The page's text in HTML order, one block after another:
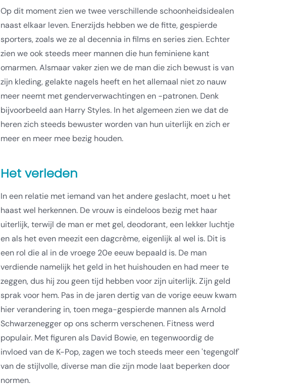
Op dit moment zien we twee verschillende schoonheidsidealen
naast elkaar leven. Enerzijds hebben we de fitte, gespierde
sporters, zoals we ze al decennia in films en series zien. Echter
zien we ook steeds meer mannen die hun feminiene kant
omarmen. Alsmaar vaker zien we de man die zich bewust is van
zijn kleding, gelakte nagels heeft en het allemaal niet zo nauw
meer neemt met genderverwachtingen en -patronen. Denk
bijvoorbeeld aan Harry Styles. In het algemeen zien we dat de
heren zich steeds bewuster worden van hun uiterlijk en zich er
meer en meer mee bezig houden.
Het verleden
In een relatie met iemand van het andere geslacht, moet u het
haast wel herkennen. De vrouw is eindeloos bezig met haar
uiterlijk, terwijl de man er met gel, deodorant, een lekker luchtje
en als het even meezit een dagcrème, eigenlijk al wel is. Dit is
een rol die al in de vroege 20e eeuw bepaald is. De man
verdiende namelijk het geld in het huishouden en had meer te
zeggen, dus hij zou geen tijd hebben voor zijn uiterlijk. Zijn geld
sprak voor hem. Pas in de jaren dertig van de vorige eeuw kwam
hier verandering in, toen mega-gespierde mannen als Arnold
Schwarzenegger op ons scherm verschenen. Fitness werd
populair. Met figuren als David Bowie, en tegenwoordig de
invloed van de K-Pop, zagen we toch steeds meer een 'tegengolf'
van de stijlvolle, diverse man die zijn mode laat beperken door
normen.